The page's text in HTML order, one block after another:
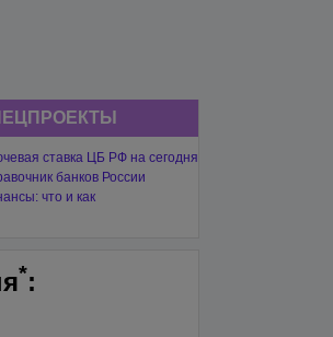
ставка ЦБ РФ на сегодня
банков России
что и как
*: